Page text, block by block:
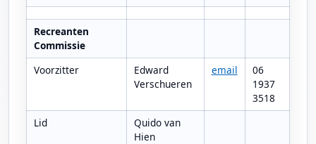
Recreanten
Commissie
Voorzitter
Edward
Verschueren
email
06
1937
3518
Lid
Quido van
Hien